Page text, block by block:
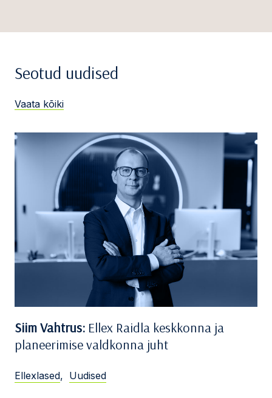
Seotud uudised
Vaata kõiki
Siim Vahtrus: Ellex Raidla keskkonna ja
planeerimise valdkonna juht
Ellexlased, Uudised